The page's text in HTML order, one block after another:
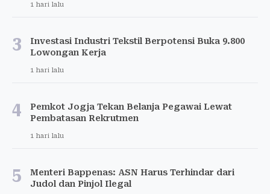
1 hari lalu
3
Investasi Industri Tekstil Berpotensi Buka 9.800
Lowongan Kerja
1 hari lalu
4
Pemkot Jogja Tekan Belanja Pegawai Lewat
Pembatasan Rekrutmen
1 hari lalu
5
Menteri Bappenas: ASN Harus Terhindar dari
Judol dan Pinjol Ilegal